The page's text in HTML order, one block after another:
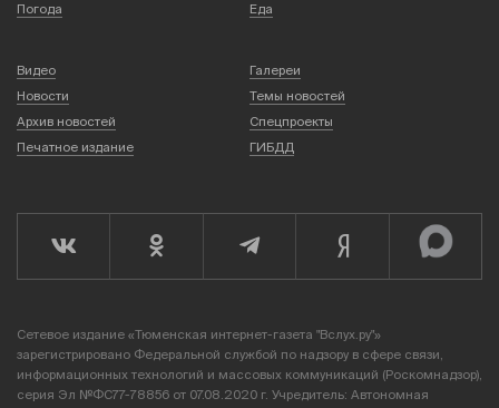
Погода
Еда
Видео
Галереи
Новости
Темы новостей
Архив новостей
Спецпроекты
Печатное издание
ГИБДД
Сетевое издание «Тюменская интернет-газета "Вслух.ру"»
зарегистрировано Федеральной службой по надзору в сфере связи,
информационных технологий и массовых коммуникаций (Роскомнадзор),
серия Эл №ФС77-78856 от 07.08.2020 г. Учредитель: Автономная